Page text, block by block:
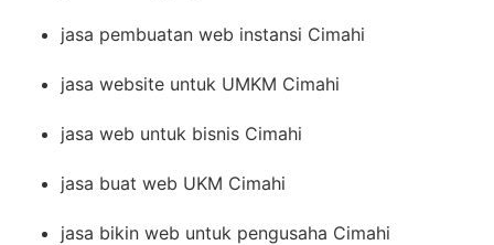
jasa pembuatan web instansi Cimahi
jasa website untuk UMKM Cimahi
jasa web untuk bisnis Cimahi
jasa buat web UKM Cimahi
jasa bikin web untuk pengusaha Cimahi